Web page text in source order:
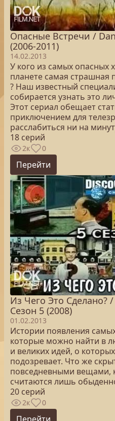
Опасные Встречи /
(2006-2011)
14.02.2013
У кого из самых
планете самая страшная
? Наш известный
собирается узнать это
Этот сериал обещает
приключением для
расслабиться ни на
18 серий
2к 0
Перейти
Из Чего Это Сделано?
Сезон 5 (2008)
01.02.2013
Истории появления
которые можно найти в
и великих идей, о
подозревает. Что же
повседневными вещами,
считаются лишь
20 серий
2к 0